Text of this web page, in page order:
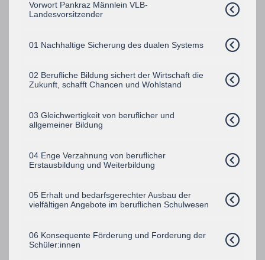
Vorwort Pankraz Männlein VLB-
Landesvorsitzender
01 Nachhaltige Sicherung des dualen Systems
02 Berufliche Bildung sichert der Wirtschaft die
Zukunft, schafft Chancen und Wohlstand
03 Gleichwertigkeit von beruflicher und
allgemeiner Bildung
04 Enge Verzahnung von beruflicher
Erstausbildung und Weiterbildung
05 Erhalt und bedarfsgerechter Ausbau der
vielfältigen Angebote im beruflichen Schulwesen
06 Konsequente Förderung und Forderung der
Schüler:innen